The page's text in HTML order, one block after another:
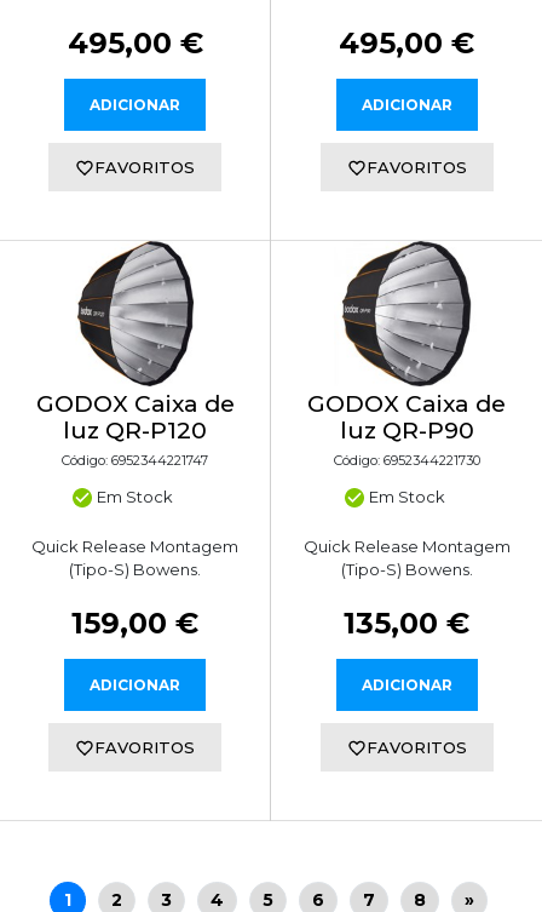
495,00 €
ADICIONAR
FAVORITOS
495,00 €
ADICIONAR
FAVORITOS
GODOX Caixa de
luz QR-P120
Código: 6952344221747
Em Stock
Quick Release Montagem
(Tipo-S) Bowens.
159,00 €
ADICIONAR
FAVORITOS
GODOX Caixa de
luz QR-P90
Código: 6952344221730
Em Stock
Quick Release Montagem
(Tipo-S) Bowens.
135,00 €
ADICIONAR
FAVORITOS
1 2 3 4 5 6 7 8 »